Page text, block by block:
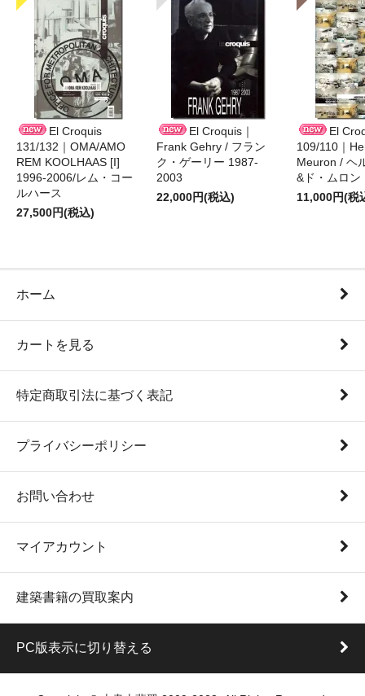
El Croquis
131/132｜OMA/AMO
REM KOOLHAAS [I]
1996-2006/レム・コー
ルハース
27,500円(税込)
El Croquis｜
Frank Gehry / フラン
ク・ゲーリー 1987-
2003
22,000円(税込)
El
109/110｜
Meuron / ヘ
&ド・ムロ
11,000円(税
ホーム
カートを見る
特定商取引法に基づく表記
プライバシーポリシー
お問い合わせ
マイアカウント
建築書籍の買取案内
PC版表示に切り替える